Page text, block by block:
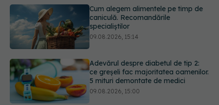
Adevărul despre diabetul de tip 2:
ce greșeli fac majoritatea oamenilor.
5 mituri demontate de medici
Cancerul s-a extins la oase și nu
numai. Starea lui Joe Biden s-a
înrăutățit. Fiul său dezvăluie cât de